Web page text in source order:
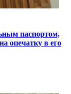
паспортом,
опечатку в его